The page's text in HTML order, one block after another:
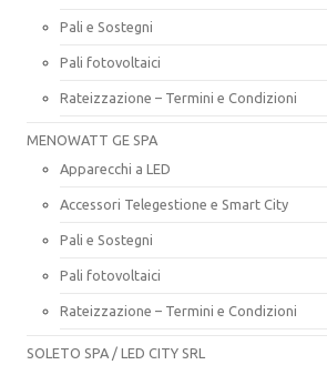
Pali e Sostegni
Pali fotovoltaici
Rateizzazione – Termini e Condizioni
MENOWATT GE SPA
Apparecchi a LED
Accessori Telegestione e Smart City
Pali e Sostegni
Pali fotovoltaici
Rateizzazione – Termini e Condizioni
SOLETO SPA / LED CITY SRL